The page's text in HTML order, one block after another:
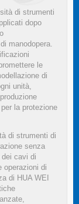
di strumenti
dopo
manodopera.
le
di
unità,
la protezione
di strumenti di
senza
cavi di
operazioni di
di HUA WEI